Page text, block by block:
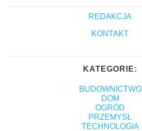
REDAKCJA
KONTAKT
KATEGORIE:
BUDOWNICTWO
DOM
OGRÓD
PRZEMYSŁ
TECHNOLOGIA